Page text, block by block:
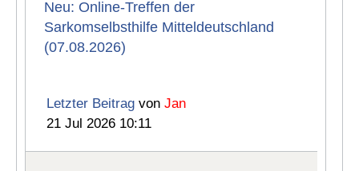
Neu: Online-Treffen der
Sarkomselbsthilfe Mitteldeutschland
(07.08.2026)
Letzter Beitrag vonJan
21 Jul 2026 10:11